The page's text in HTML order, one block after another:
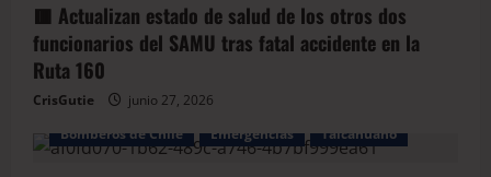
🟥 Actualizan estado de salud de los otros dos
funcionarios del SAMU tras fatal accidente en la
Ruta 160
CrisGutie
junio 27, 2026
Bomberos de Chile
Emergencias Talcahuano